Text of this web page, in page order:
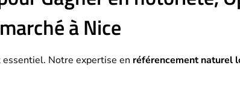
à Nice
Notre expertise en référencement naturel